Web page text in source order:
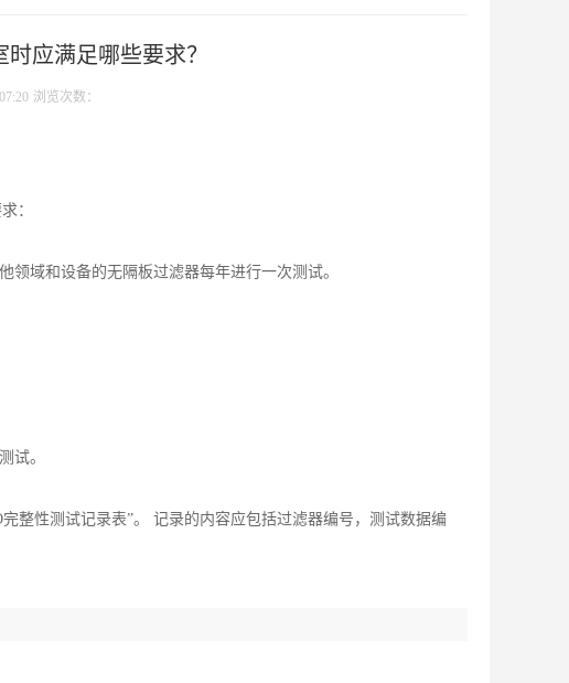
应满足哪些要求？
浏览次数：
：
域和设备的无隔板过滤器每年进行一次测试。
试。
整性测试记录表”。 记录的内容应包括过滤器编号，测试数据编